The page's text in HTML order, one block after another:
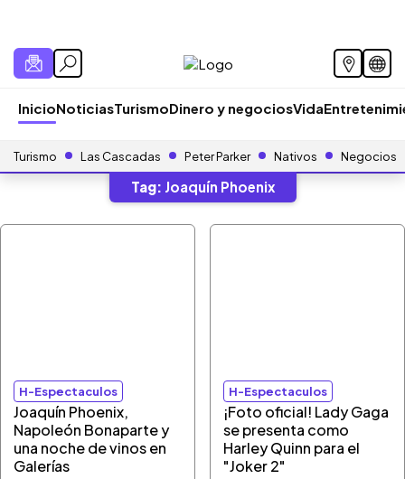
InicioNoticiasTurismoDinero y negociosVida
Turismo Las Cascadas Peter Parker Nativos Negocios
Tag: Joaquín Phoenix
H-Espectaculos
Joaquín Phoenix,
Napoleón Bonaparte y
una noche de vinos en
Galerías
H-Espectaculos
¡Foto oficial! Lady Gaga
se presenta como
Harley Quinn para el
"Joker 2"